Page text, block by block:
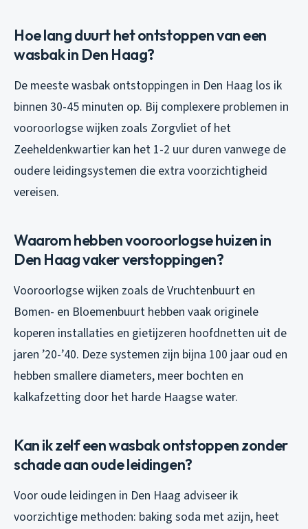
Hoe lang duurt het ontstoppen van een
wasbak in Den Haag?
De meeste wasbak ontstoppingen in Den Haag los ik
binnen 30-45 minuten op. Bij complexere problemen in
vooroorlogse wijken zoals Zorgvliet of het
Zeeheldenkwartier kan het 1-2 uur duren vanwege de
oudere leidingsystemen die extra voorzichtigheid
vereisen.
Waarom hebben vooroorlogse huizen in
Den Haag vaker verstoppingen?
Vooroorlogse wijken zoals de Vruchtenbuurt en
Bomen- en Bloemenbuurt hebben vaak originele
koperen installaties en gietijzeren hoofdnetten uit de
jaren ’20-’40. Deze systemen zijn bijna 100 jaar oud en
hebben smallere diameters, meer bochten en
kalkafzetting door het harde Haagse water.
Kan ik zelf een wasbak ontstoppen zonder
schade aan oude leidingen?
Voor oude leidingen in Den Haag adviseer ik
voorzichtige methoden: baking soda met azijn, heet